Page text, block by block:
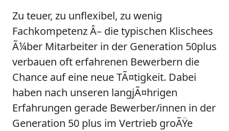
Zu teuer, zu unflexibel, zu wenig
Fachkompetenz Â– die typischen Klischees
Ã¼ber Mitarbeiter in der Generation 50plus
verbauen oft erfahrenen Bewerbern die
Chance auf eine neue TÃ¤tigkeit. Dabei
haben nach unseren langjÃ¤hrigen
Erfahrungen gerade Bewerber/innen in der
Generation 50 plus im Vertrieb groÃŸe